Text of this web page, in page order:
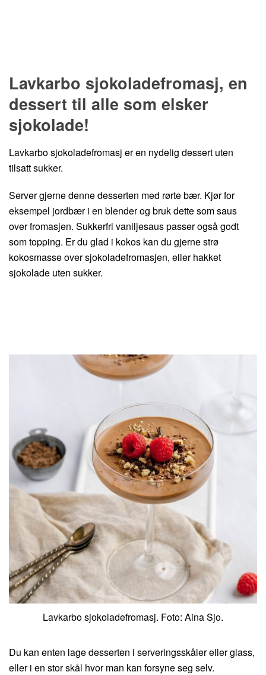
Lavkarbo sjokoladefromasj, en
dessert til alle som elsker
sjokolade!
Lavkarbo sjokoladefromasj er en nydelig dessert uten
tilsatt sukker.
Server gjerne denne desserten med rørte bær. Kjør for
eksempel jordbær i en blender og bruk dette som saus
over fromasjen. Sukkerfri vaniljesaus passer også godt
som topping. Er du glad i kokos kan du gjerne strø
kokosmasse over sjokoladefromasjen, eller hakket
sjokolade uten sukker.
Lavkarbo sjokoladefromasj. Foto: Aina Sjo.
Du kan enten lage desserten i serveringsskåler eller glass,
eller i en stor skål hvor man kan forsyne seg selv.